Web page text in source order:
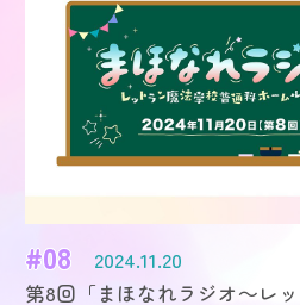
#08
2024.11.20
第8回「まほなれラジオ～レ